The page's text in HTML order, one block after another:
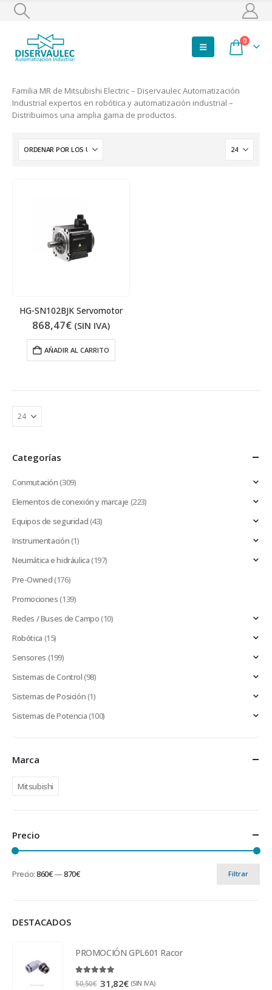
0
Familia MR de Mitsubishi Electric – Diservaulec Automatización
Industrial expertos en robótica y automatización industrial –
Distribuimos una amplia gama de productos.
HG-SN102BJK Servomotor
868,47€ (SIN IVA)
AÑADIR AL CARRITO
Categorías
Conmutación(309)
Elementos de conexión y marcaje (223)
Equipos de seguridad(43)
Instrumentación(1)
Neumática e hidráulica(197)
Pre-Owned(176)
Promociones(139)
Redes / Buses de Campo(10)
Robótica (15)
Sensores (199)
Sistemas de Control(98)
Sistemas de Posición(1)
Sistemas de Potencia(100)
Marca
Mitsubishi
Precio
Filtrar
Precio:860€—870€
DESTACADOS
PROMOCIÓN GPL601 Racor
50,50€ 31,82€ (SIN IVA)